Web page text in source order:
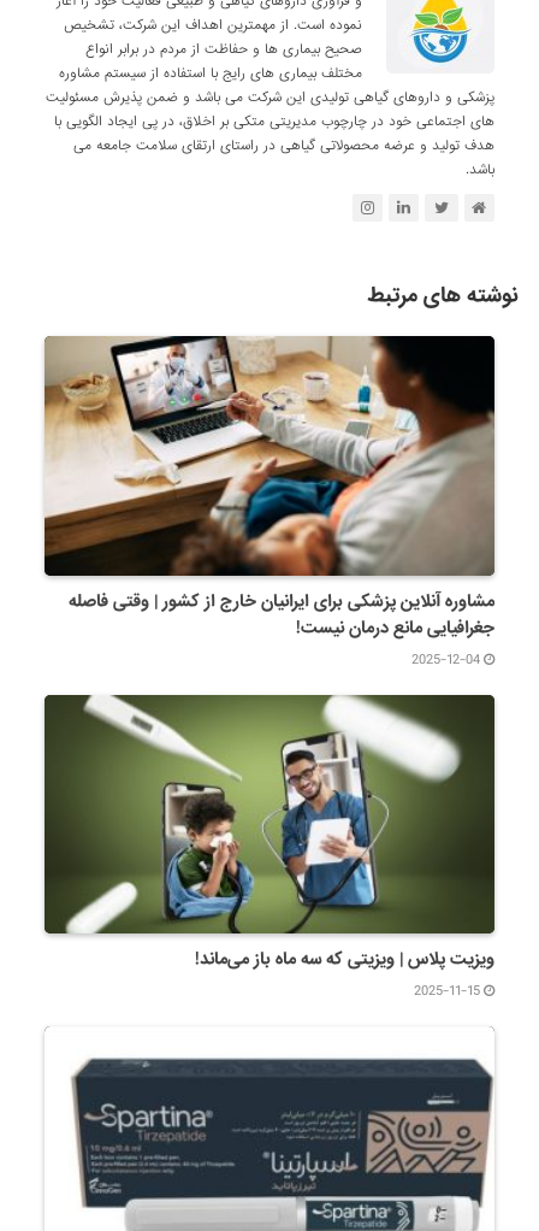
نموده است. از مهمترین اهداف این شرکت، تشخیص
صحیح بیماری ها و حفاظت از مردم در برابر انواع
مختلف بیماری های رایج با استفاده از سیستم مشاوره
پزشکی و داروهای گیاهی تولیدی این شرکت می باشد و ضمن پذیرش مسئولیت
های اجتماعی خود در چارچوب مدیریتی متکی بر اخلاق، در پی ایجاد الگویی با
هدف تولید و عرضه محصولاتی گیاهی در راستای ارتقای سلامت جامعه می
باشد.
نوشته های مرتبط
مشاوره آنلاین پزشکی برای ایرانیان خارج از کشور | وقتی فاصله
جغرافیایی مانع درمان نیست!
2025-12-04
ویزیت پلاس | ویزیتی که سه ماه باز می‌ماند!
2025-11-15